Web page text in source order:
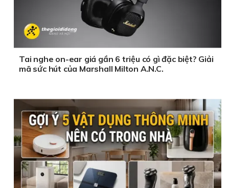
Tai nghe on-ear giá gần 6 triệu có gì đặc biệt? Giải
mã sức hút của Marshall Milton A.N.C.